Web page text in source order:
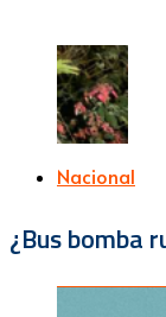
Nacional
¿Bus bomba